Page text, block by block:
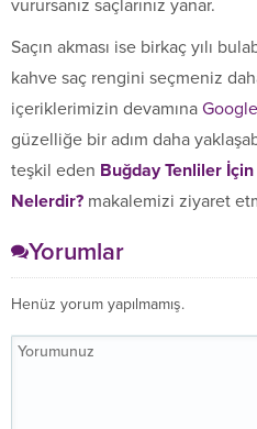
vurursanız saçlarınız yanar.
Saçın akması ise birkaç yılı
kahve saç rengini seçmeniz
içeriklerimizin devamına Google
güzelliğe bir adım daha
teşkil eden Buğday Tenliler
Nelerdir? makalemizi ziyaret
Yorumlar
Henüz yorum yapılmamış.